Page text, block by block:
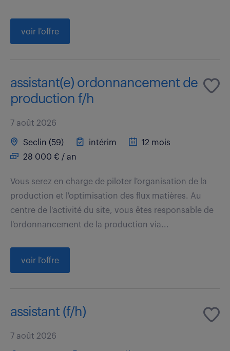
voir l'offre
assistant(e) ordonnancement de
production f/h
7 août 2026
Seclin (59) intérim
12 mois
28 000 € / an
Vous serez en charge de piloter l'organisation de la
production et l'optimisation des flux matières. Au
centre de l'activité du site, vous êtes responsable de
l'ordonnancement de la production via...
voir l'offre
assistant (f/h)
7 août 2026